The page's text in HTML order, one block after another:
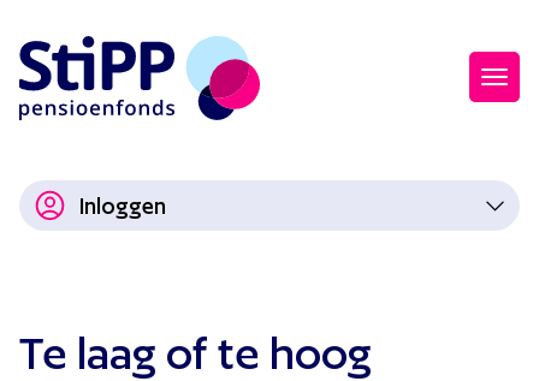
Inloggen
Te laag of te hoog